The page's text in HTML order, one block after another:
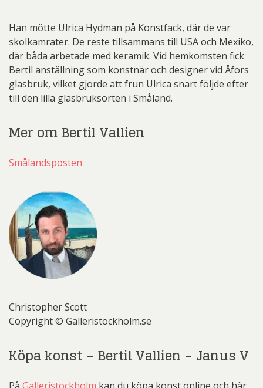
Han mötte Ulrica Hydman på Konstfack, där de var
skolkamrater. De reste tillsammans till USA och Mexiko,
där båda arbetade med keramik. Vid hemkomsten fick
Bertil anställning som konstnär och designer vid Åfors
glasbruk, vilket gjorde att frun Ulrica snart följde efter
till den lilla glasbruksorten i Småland.
Mer om Bertil Vallien
Smålandsposten
Christopher Scott
Copyright © Galleristockholm.se
Köpa konst – Bertil Vallien – Janus V